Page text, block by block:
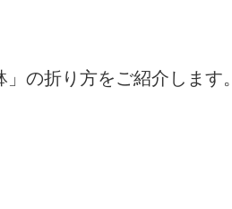
の折り方をご紹介します。